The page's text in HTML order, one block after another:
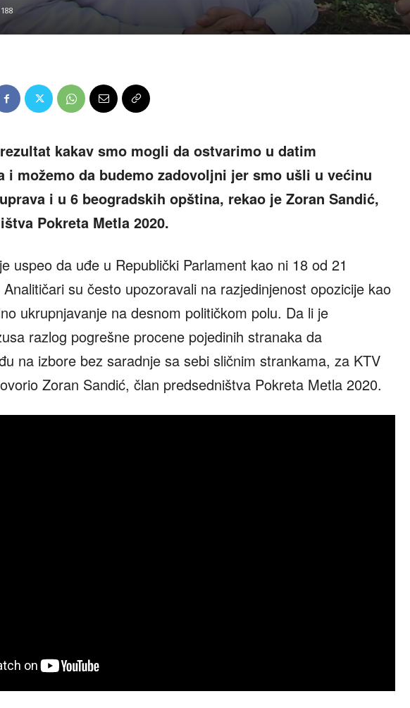
188
kakav smo mogli da ostvarimo u datim
i možemo da budemo zadovoljni jer smo ušli u većinu
i u 6 beogradskih opština, rekao je Zoran Sandić,
Pokreta Metla 2020.
uspeo da uđe u Republički Parlament kao ni 18 od 21
su često upozoravali na razjedinjenost opozicije kao
ukrupnjavanje na desnom političkom polu. Da li je
razlog pogrešne procene pojedinih stranaka da
na izbore bez saradnje sa sebi sličnim strankama, za KTV
Zoran Sandić, član predsedništva Pokreta Metla 2020.